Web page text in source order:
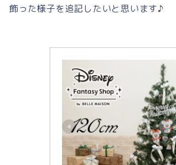
飾った様子を追記したいと思います♪